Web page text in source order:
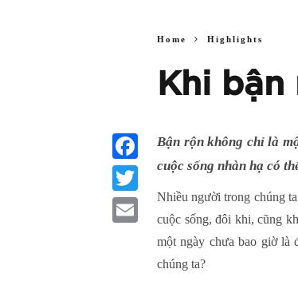
Home Highlights
Khi
Bận rộn không chỉ là
cuộc sống nhàn hạ có
Nhiều người trong chúng
cuộc sống, đôi khi, cũng
một ngày chưa bao giờ là
chúng ta?
Facebook
Twitter